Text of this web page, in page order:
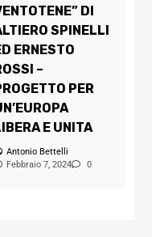
DI
SPINELLI
ERNESTO
–
PER
E UNITA
Antonio Bettelli
Febbraio 7, 2024
0